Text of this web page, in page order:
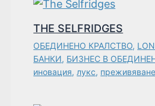
THE SELFRIDGES
ОБЕДИНЕНО КРАЛСТВО,
БАНКИ, БИЗНЕС В
иновация,лукс, преживяване